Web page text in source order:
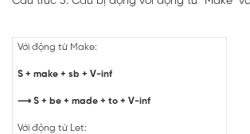
Với động từ Make:
S + make + sb + V-inf
⟶ S + be + made + to + V-inf
Với động từ Let: